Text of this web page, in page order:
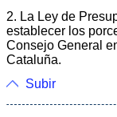
2. La Ley de
establecer los
Consejo General
Cataluña.
Subir